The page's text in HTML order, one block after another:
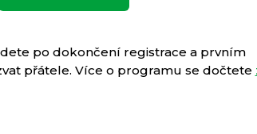
po dokončení registrace a prvním
přátele. Více o programu se dočtete